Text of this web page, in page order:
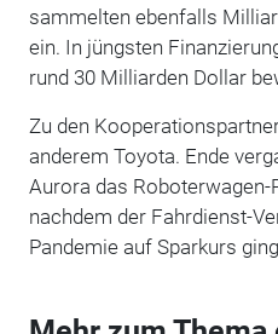
sammelten ebenfalls
ein. In jüngsten
rund 30 Milliarden Dollar
Zu den
anderem Toyota. Ende
Aurora das Roboterwagen-
nachdem der Fahrdienst-
Pandemie auf Sparkurs